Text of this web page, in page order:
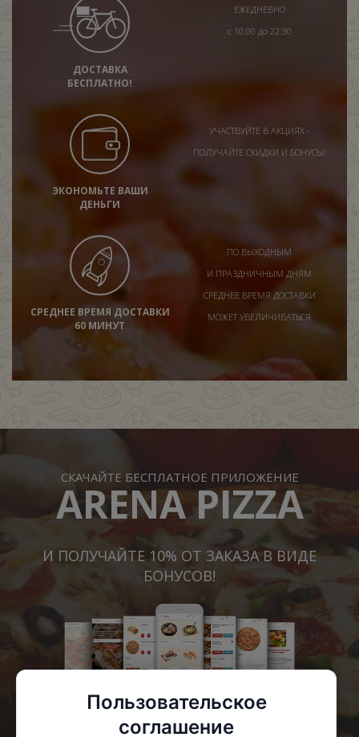
ДОСТАВКА
БЕСПЛАТНО!
ЕЖЕДНЕВНО
с 10:00 до 22:30
ЭКОНОМЬТЕ ВАШИ
ДЕНЬГИ
УЧАСТВУЙТЕ В АКЦИЯХ -
ПОЛУЧАЙТЕ СКИДКИ И БОНУСЫ!
СРЕДНЕЕ ВРЕМЯ ДОСТАВКИ
60 МИНУТ
ПО ВЫХОДНЫМ
И ПРАЗДНИЧНЫМ ДНЯМ
СРЕДНЕЕ ВРЕМЯ ДОСТАВКИ
МОЖЕТ УВЕЛИЧИВАТЬСЯ
СКАЧАЙТЕ БЕСПЛАТНОЕ ПРИЛОЖЕНИЕ
ARENA PIZZA
И ПОЛУЧАЙТЕ 10% ОТ ЗАКАЗА В ВИДЕ
БОНУСОВ!
Пользовательское
соглашение